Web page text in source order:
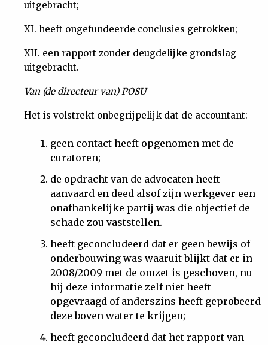
uitgebracht;
XI. heeft ongefundeerde conclusies getrokken;
XII. een rapport zonder deugdelijke grondslag
uitgebracht.
Van (de directeur van) POSU
Het is volstrekt onbegrijpelijk dat de accountant:
geen contact heeft opgenomen met de
curatoren;
de opdracht van de advocaten heeft
aanvaard en deed alsof zijn werkgever een
onafhankelijke partij was die objectief de
schade zou vaststellen.
heeft geconcludeerd dat er geen bewijs of
onderbouwing was waaruit blijkt dat er in
2008/2009 met de omzet is geschoven, nu
hij deze informatie zelf niet heeft
opgevraagd of anderszins heeft geprobeerd
deze boven water te krijgen;
heeft geconcludeerd dat het rapport van